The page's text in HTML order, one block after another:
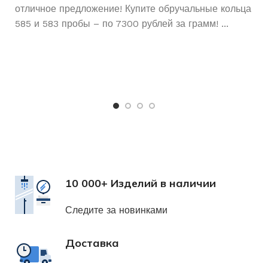
отличное предложение! Купите обручальные кольца
585 и 583 пробы – по 7300 рублей за грамм! ...
10 000+ Изделий в наличии
Следите за новинками
Доставка